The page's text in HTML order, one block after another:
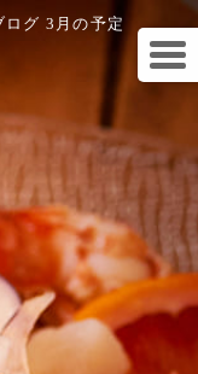
グ 3月の予定